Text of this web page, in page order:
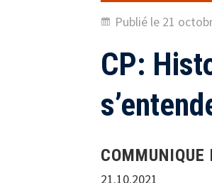
Publié le 21
CP:
COMMUNIQUE
21.10.2021